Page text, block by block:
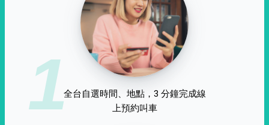
1全台自選時間、地點，3 分鐘完成線
上預約叫車